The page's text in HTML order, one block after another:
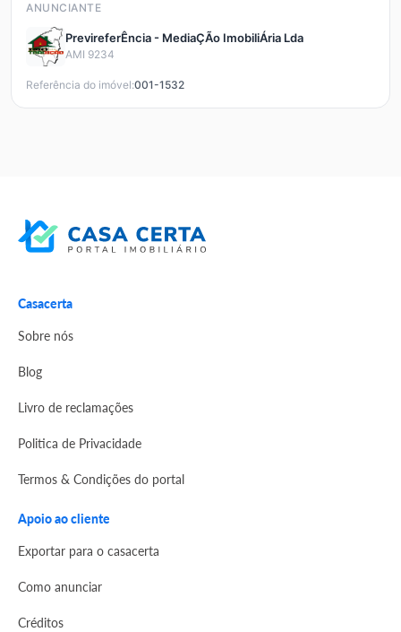
ANUNCIANTE
PrevireferÊncia - MediaÇÃo ImobiliÁria Lda
AMI 9234
Referência do imóvel:001-1532
Casacerta
Sobre nós
Blog
Livro de reclamações
Politica de Privacidade
Termos & Condições do portal
Apoio ao cliente
Exportar para o casacerta
Como anunciar
Créditos